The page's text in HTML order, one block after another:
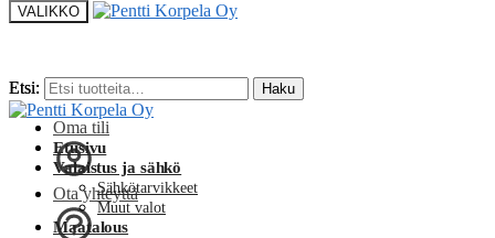
VALIKKO
Etsi: Haku
Oma tili
Ota yhteyttä
Etsi: Haku
Etusivu
Valaistus ja sähkö
Sähkötarvikkeet
Muut valot
Maatalous